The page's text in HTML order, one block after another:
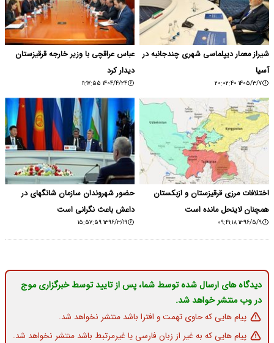
شیراز معمار دیپلماسی شهری چندجانبه در
آسیا
۱۴۰۵/۳/۷ ۲۰:۰۲:۴۰
عباس عراقچی با وزیر خارجه قرقیزستان
دیدار کرد
۱۴۰۴/۴/۲۴ ۱۱:۱۷:۵۵
اختلافات مرزی قرقیزستان و ازبکستان
همچنان لاینحل مانده است
۱۳۹۶/۵/۹ ۰۹:۴۱:۱۸
حضور شهروندان سازمان شانگهای در
داعش باعث نگرانی است
۱۳۹۶/۳/۱۹ ۱۵:۵۷:۵۹
دیدگاه های ارسال شده توسط شما، پس از تایید توسط خبرگزاری موج
در وب منتشر خواهد شد.
پیام هایی که حاوی تهمت و افترا باشد منتشر نخواهد شد.
پیام هایی که به غیر از زبان فارسی یا غیرمرتبط باشد منتشر نخواهد شد.